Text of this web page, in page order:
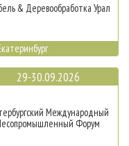
& Деревообработка Урал
29-30.09.2026
Международный
Форум